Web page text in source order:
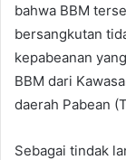
bahwa BBM
bersangkutan
kepabeanan
BBM dari
daerah Pabean
Sebagai tindak